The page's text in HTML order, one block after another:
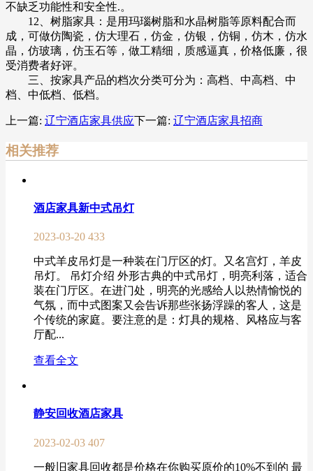
不缺乏功能性和安全性.。
12、树脂家具：是用玛瑙树脂和水晶树脂等原料配合而
成，可做仿陶瓷，仿大理石，仿金，仿银，仿铜，仿木，仿水
晶，仿玻璃，仿玉石等，做工精细，质感逼真，价格低廉，很
受消费者好评。
三、按家具产品的档次分类可分为：高档、中高档、中
档、中低档、低档。
上一篇: 辽宁酒店家具供应下一篇: 辽宁酒店家具招商
相关推荐
酒店家具新中式吊灯
2023-03-20 433
中式羊皮吊灯是一种装在门厅区的灯。又名宫灯，羊皮
吊灯。 吊灯介绍 外形古典的中式吊灯，明亮利落，适合
装在门厅区。在进门处，明亮的光感给人以热情愉悦的
气氛，而中式图案又会告诉那些张扬浮躁的客人，这是
个传统的家庭。要注意的是：灯具的规格、风格应与客
厅配...
查看全文
静安回收酒店家具
2023-02-03 407
一般旧家具回收都是价格在你购买原价的10%不到的 最